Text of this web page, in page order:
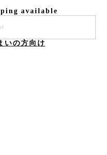
available
いの方向け